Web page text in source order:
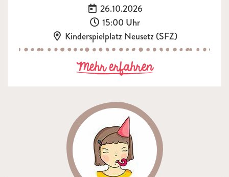
Datum:
26.10.2026
Uhrzeit:
15:00 Uhr
Ort:
Kinderspielplatz Neusetz (SFZ)
Mehr erfahrenzu Kastanien